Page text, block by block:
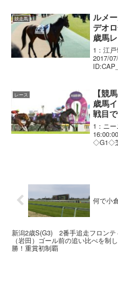
競走馬
ルメ
デオ
歳馬
っち
1：江
2017/
れ......
レース
【競
歳馬
戦目
サラ
1：ニ
◇G1◇
何で小
新潟2歳S(G3) 2番手追走フロンテ
（岩田）ゴール前の追い比べを制
勝！重賞初制覇